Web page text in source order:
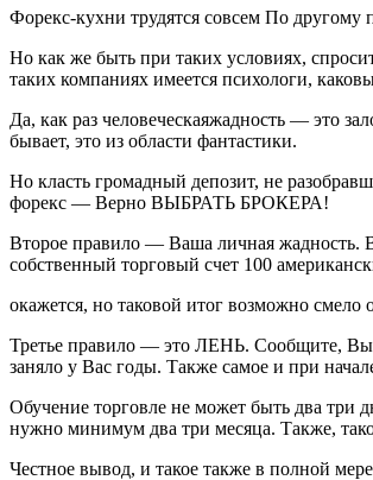
Форекс-кухни трудятся совсем По другому
Но как же быть при таких условиях,
таких компаниях имеется психологи,
Да, как раз человеческаяжадность — это
бывает, это из области фантастики.
Но класть громадный депозит, не
форекс — Верно ВЫБРАТЬ БРОКЕРА!
Второе правило — Ваша личная жадность.
собственный торговый счет 100
окажется, но таковой итог возможно смело
Третье правило — это ЛЕНЬ. Сообщите, Вы
заняло у Вас годы. Также самое и при
Обучение торговле не может быть два три
нужно минимум два три месяца. Также,
Честное вывод, и такое также в полной